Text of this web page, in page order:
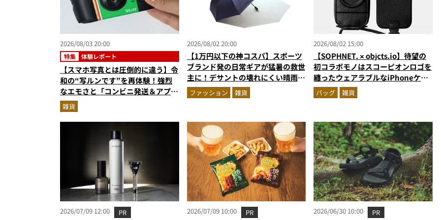
2026/08/03 20:00
特集 体験レポート
【スマホ写真とは圧倒的に違う】令
和の“写ルンです”を再体験！強烈
なエモさと「コンビニ発送＆アプリ
受け取り」が唯一無二で楽しすぎた
雑貨
2026/08/02 20:00
【1万円以下の神コスパ】スポーツ
ブランド発の日常ギアが猛暑の救世
主に！デサントの壊れにくい晴雨兼
用傘ほかを徹底解説
ファッション 雑貨
2026/08/02 15:00
【SOPHNET. × objcts.io】待望の
初コラボモノはスコーピオンロゴを
纏ったウェアラブルなiPhoneケー
ス！
バッグ 雑貨
2026/07/09 12:00 PR 2026/07/09 10:00 PR 2026/06/30 10:00 PR